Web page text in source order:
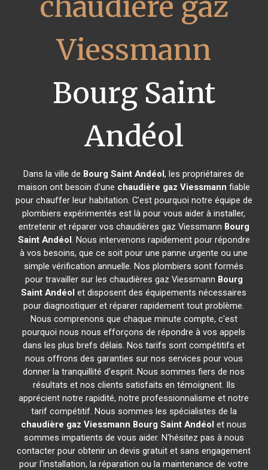
Viessmann
Bourg Saint
Andéol
Dans la ville de Bourg Saint Andéol, les propriétaires de
maison ont besoin d'une chaudière gaz Viessmann fiable
pour chauffer leur habitation. C'est pourquoi notre équipe de
plombiers expérimentés est là pour vous aider à installer,
entretenir et réparer vos chaudières gaz Viessmann Bourg
Saint Andéol. Nous intervenons rapidement pour répondre
à vos besoins, que ce soit pour une panne urgente ou une
simple vérification annuelle. Nos plombiers sont formés
pour travailler sur les chaudières gaz Viessmann Bourg
Saint Andéol et disposent des équipements nécessaires
pour diagnostiquer et réparer rapidement tout problème.
Nous comprenons que chaque minute compte, c'est
pourquoi nous nous efforçons de répondre à vos appels
dans les plus brefs délais. Nos tarifs sont compétitifs et
nous offrons des garanties sur nos services pour vous
donner la tranquillité d'esprit. Nous sommes fiers de nos
résultats et nos clients satisfaits en témoignent. Ils
apprécient notre rapidité, notre professionnalisme et notre
tarif compétitif. Nous sommes les spécialistes de la
chaudière gaz Viessmann Bourg Saint Andéol et nous
sommes impatients de vous aider. N'hésitez pas à nous
contacter pour obtenir un devis gratuit et sans engagement
pour l'installation, la réparation ou la maintenance de votre